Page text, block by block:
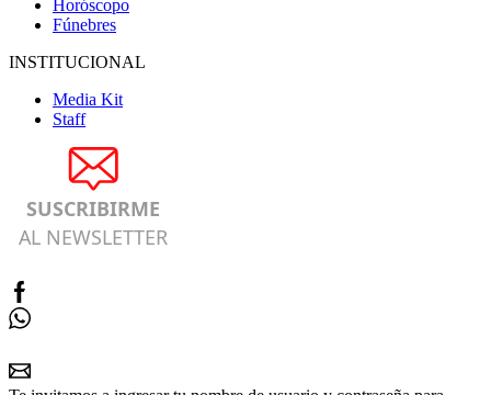
Horóscopo
Fúnebres
INSTITUCIONAL
Media Kit
Staff
SUSCRIBIRME
AL NEWSLETTER